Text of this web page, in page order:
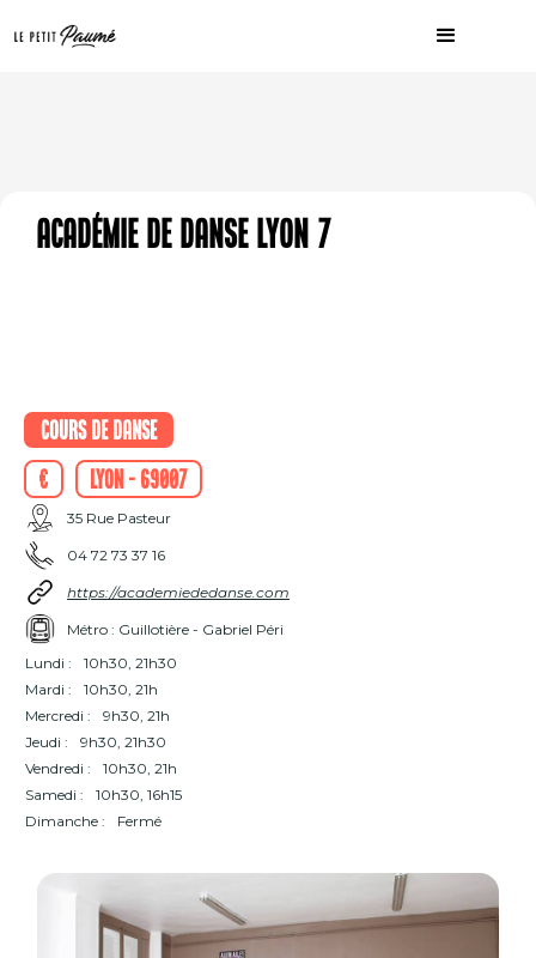
Académie de Danse Lyon 7
Cours de danse
€
Lyon - 69007
35 Rue Pasteur
04 72 73 37 16
https://academiededanse.com
Métro : Guillotière - Gabriel Péri
Lundi :
10h30, 21h30
Mardi :
10h30, 21h
Mercredi :
9h30, 21h
Jeudi :
9h30, 21h30
Vendredi :
10h30, 21h
Samedi :
10h30, 16h15
Dimanche :
Fermé